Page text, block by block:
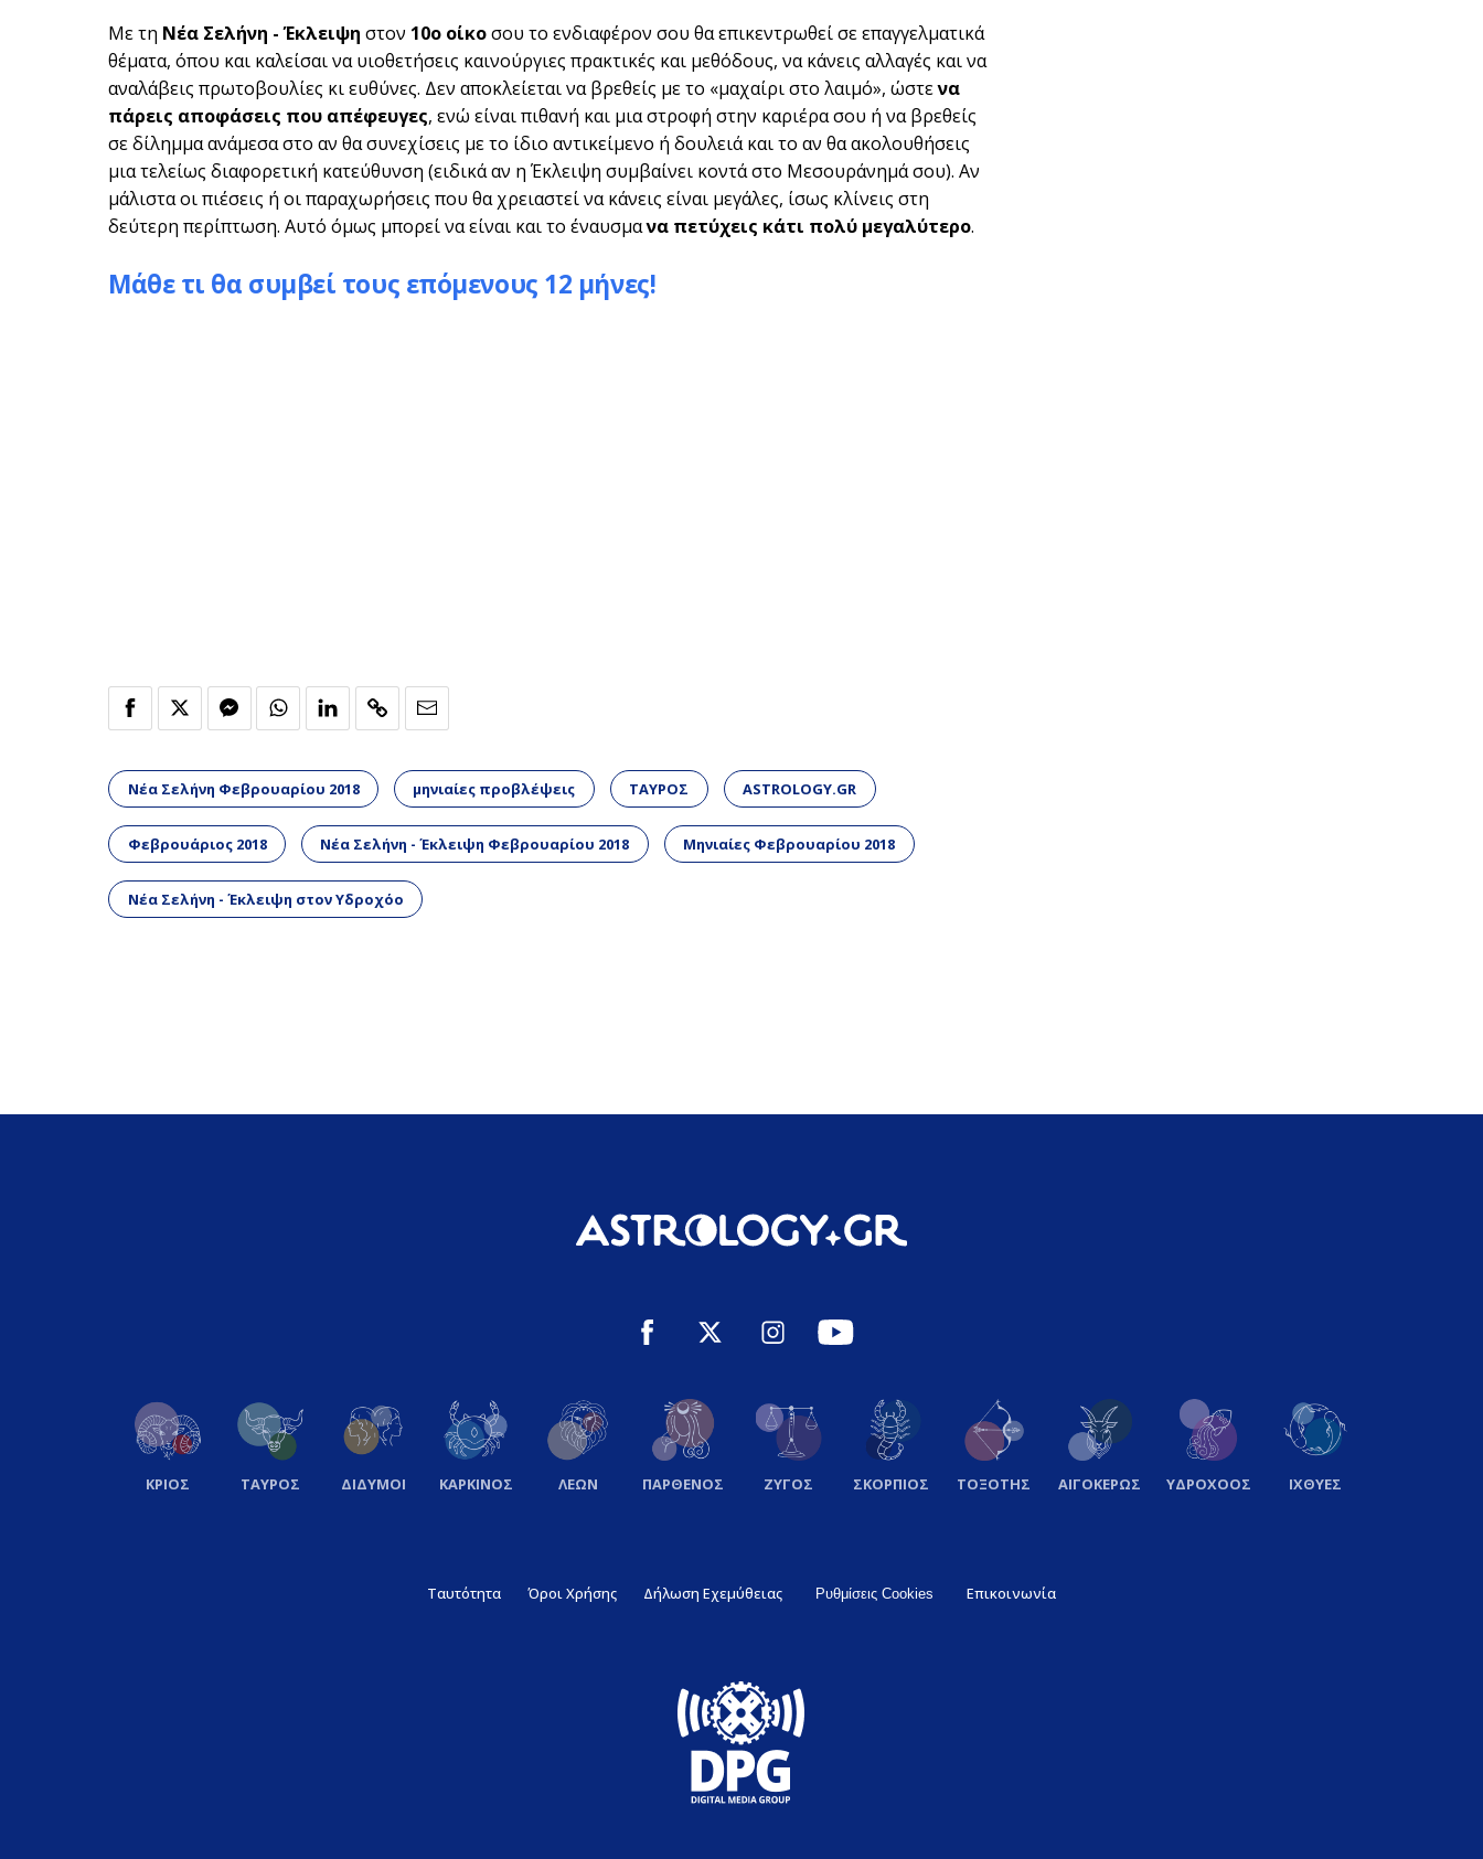
Με τη Νέα Σελήνη - Έκλειψη στον 10ο οίκοσου το ενδιαφέρον σου θα επικεντρωθεί σε επαγγελματικά
θέματα, όπου και καλείσαι να υιοθετήσεις καινούργιες πρακτικές και μεθόδους, να κάνεις αλλαγές και να
αναλάβεις πρωτοβουλίες κι ευθύνες. Δεν αποκλείεται να βρεθείς με το «μαχαίρι στο λαιμό», ώστενα
πάρεις αποφάσεις που απέφευγες, ενώ είναι πιθανή και μια στροφή στην καριέρα σου ή να βρεθείς
σε δίλημμα ανάμεσα στο αν θα συνεχίσεις με το ίδιο αντικείμενο ή δουλειά και το αν θα ακολουθήσεις
μια τελείως διαφορετική κατεύθυνση (ειδικά αν η Έκλειψη συμβαίνει κοντά στο Μεσουράνημά σου). Αν
μάλιστα οι πιέσεις ή οι παραχωρήσεις που θα χρειαστεί να κάνεις είναι μεγάλες, ίσως κλίνεις στη
δεύτερη περίπτωση. Αυτό όμως μπορεί να είναι και το έναυσμανα πετύχεις κάτι πολύ μεγαλύτερο.
Μάθε τι θα συμβεί τους επόμενους 12 μήνες!
Νέα Σελήνη Φεβρουαρίου 2018 μηνιαίες προβλέψεις ΤΑΥΡΟΣ ASTROLOGY.GR
Φεβρουάριος 2018 Νέα Σελήνη - Έκλειψη Φεβρουαρίου 2018 Μηνιαίες Φεβρουαρίου 2018
Νέα Σελήνη - Έκλειψη στον Υδροχόο
ΚΡΙΟΣ ΤΑΥΡΟΣ ΔΙΔΥΜΟΙ ΚΑΡΚΙΝΟΣ ΛΕΩΝ ΠΑΡΘΕΝΟΣ ΖΥΓΟΣ ΣΚΟΡΠΙΟΣ ΤΟΞΟΤΗΣ ΑΙΓΟΚΕΡΩΣ ΥΔΡΟΧΟΟΣ ΙΧΘΥΕΣ
Ταυτότητα Όροι Χρήσης Δήλωση Εχεμύθειας Ρυθμίσεις Cookies Επικοινωνία